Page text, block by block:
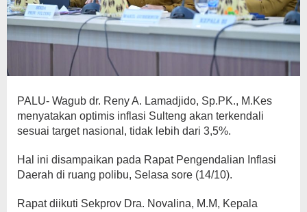
PALU- Wagub dr. Reny A. Lamadjido, Sp.PK., M.Kes
menyatakan optimis inflasi Sulteng akan terkendali
sesuai target nasional, tidak lebih dari 3,5%.
Hal ini disampaikan pada Rapat Pengendalian Inflasi
Daerah di ruang polibu, Selasa sore (14/10).
Rapat diikuti Sekprov Dra. Novalina, M.M, Kepala